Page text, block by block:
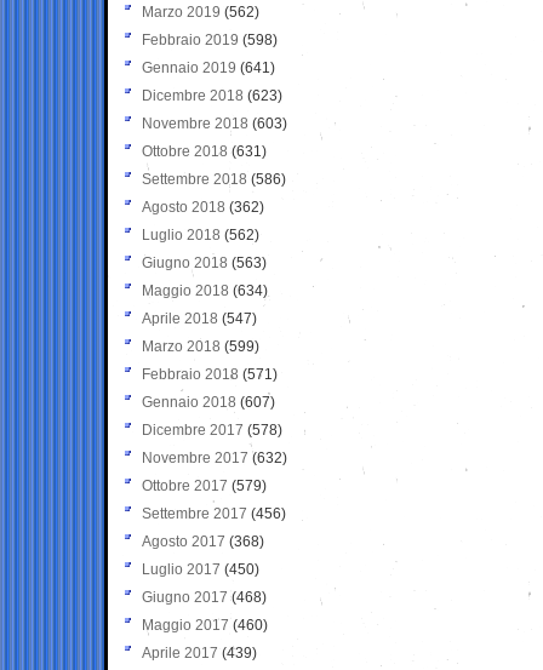
Marzo 2019 (562)
Febbraio 2019 (598)
Gennaio 2019 (641)
Dicembre 2018 (623)
Novembre 2018 (603)
Ottobre 2018 (631)
Settembre 2018 (586)
Agosto 2018 (362)
Luglio 2018 (562)
Giugno 2018 (563)
Maggio 2018 (634)
Aprile 2018 (547)
Marzo 2018 (599)
Febbraio 2018 (571)
Gennaio 2018 (607)
Dicembre 2017 (578)
Novembre 2017 (632)
Ottobre 2017 (579)
Settembre 2017 (456)
Agosto 2017 (368)
Luglio 2017 (450)
Giugno 2017 (468)
Maggio 2017 (460)
Aprile 2017 (439)